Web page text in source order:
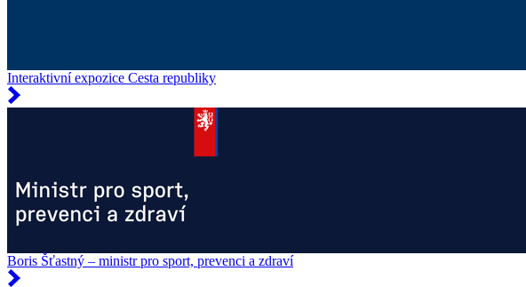
Interaktivní expozice Cesta republiky
Boris Šťastný – ministr pro sport, prevenci a zdraví